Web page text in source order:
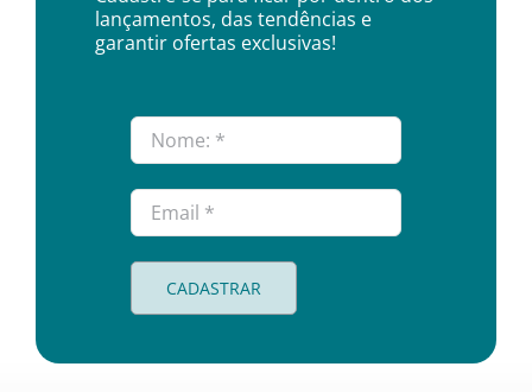
lançamentos, das tendências e
garantir ofertas exclusivas!
CADASTRAR